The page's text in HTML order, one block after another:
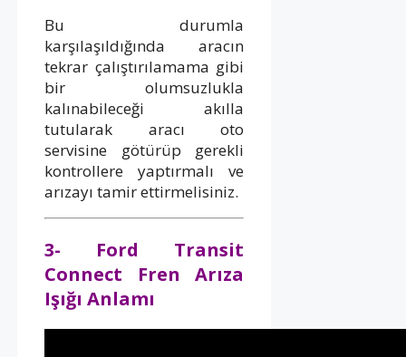
Bu durumla
karşılaşıldığında aracın
tekrar çalıştırılamama gibi
bir olumsuzlukla
kalınabileceği akılla
tutularak aracı oto
servisine götürüp gerekli
kontrollere yaptırmalı ve
arızayı tamir ettirmelisiniz.
3- Ford Transit
Connect Fren Arıza
Işığı Anlamı